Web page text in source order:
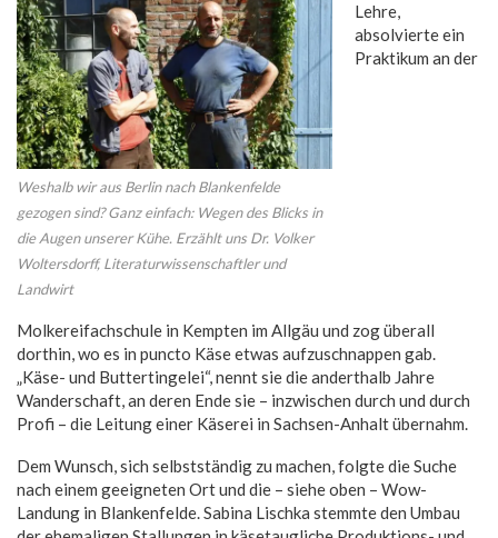
Weshalb wir aus Berlin nach Blankenfelde
gezogen sind? Ganz einfach: Wegen des Blicks in
die Augen unserer Kühe. Erzählt uns Dr. Volker
Woltersdorff, Literaturwissenschaftler und
Landwirt
Lehre,
absolvierte ein
Praktikum an der
Molkereifachschule in Kempten im Allgäu und zog überall
dorthin, wo es in puncto Käse etwas aufzuschnappen gab.
„Käse- und Buttertingelei“, nennt sie die anderthalb Jahre
Wanderschaft, an deren Ende sie – inzwischen durch und durch
Profi – die Leitung einer Käserei in Sachsen-Anhalt übernahm.
Dem Wunsch, sich selbstständig zu machen, folgte die Suche
nach einem geeigneten Ort und die – siehe oben – Wow-
Landung in Blankenfelde. Sabina Lischka stemmte den Umbau